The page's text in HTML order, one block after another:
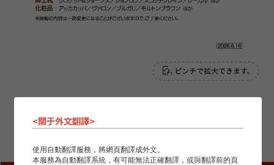
經營品牌一覽
※經營品牌有變更的可能性。
<關于外文翻譯>
使用自動翻譯服務，將網頁翻譯成外文。
本服務為自動翻譯系統，有可能無法正確翻譯，或與翻譯前的頁